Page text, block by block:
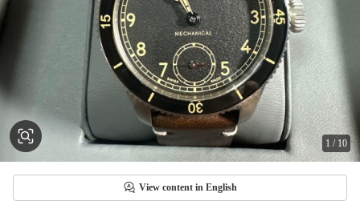
1 / 10
View content in English